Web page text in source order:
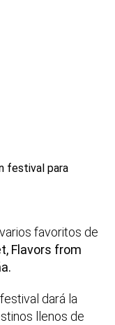
festival para
favoritos de
Flavors from
dará la
llenos de